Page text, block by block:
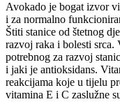
Avokado je bogat izvor
i za normalno
Štiti stanice od štetnog
razvoj raka i bolesti srca.
potrebnog za razvoj
i jaki je antioksidans.
reakcijama koje u tijelu
vitamina E i C zaslužne